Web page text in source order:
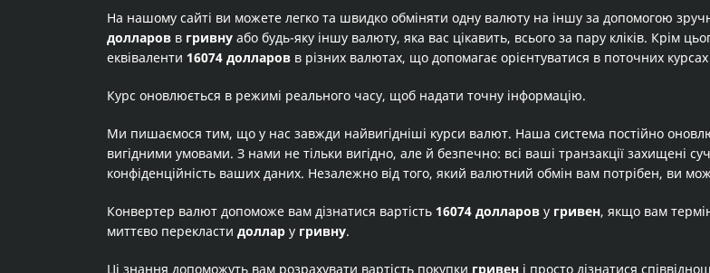
На нашому сайті ви можете легко та швидко обміняти одну валюту на іншу за допомогою
долларов в гривну або будь-яку іншу валюту, яка вас цікавить, всього за пару кліків. Крім
еквіваленти 16074 долларов в різних валютах, що допомагає орієнтуватися в поточних
Курс оновлюється в режимі реального часу, щоб надати точну інформацію.
Ми пишаємося тим, що у нас завжди найвигідніші курси валют. Наша система постійно
вигідними умовами. З нами не тільки вигідно, але й безпечно: всі ваші транзакції захищені
конфіденційність ваших даних. Незалежно від того, який валютний обмін вам потрібен, ви
Конвертер валют допоможе вам дізнатися вартість 16074 долларов у гривен, якщо вам
миттєво перекласти доллар у гривну.
Ці знання допоможуть вам розрахувати вартість покупки гривен і просто дізнатися